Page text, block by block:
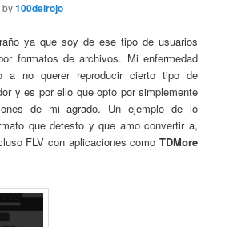
by100delrojo
ya que soy de ese tipo de usuarios
formatos de archivos. Mi enfermedad
a no querer reproducir cierto tipo de
y es por ello que opto por simplemente
de mi agrado. Un ejemplo de lo
que detesto y que amo convertir a,
FLV con aplicaciones como TDMore